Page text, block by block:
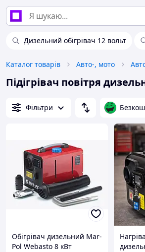
Дизельний обігрівач 12 вольт
Каталог товарів Авто-, мото
Підігрівач повітря
Фільтри
Обігрівач дизельний Mar-
Pol Webasto 8 кВт